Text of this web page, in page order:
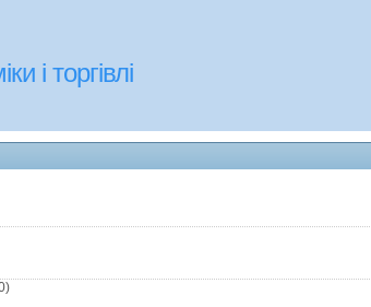
і торгівлі
)